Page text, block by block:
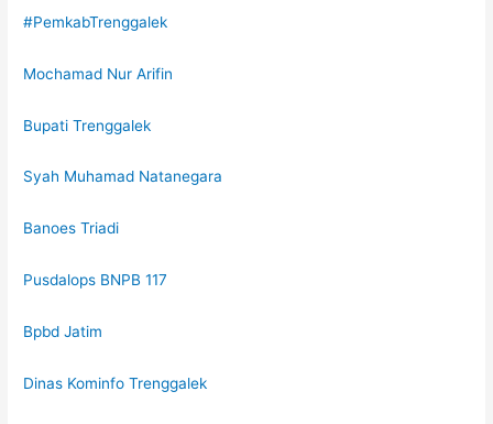
#PemkabTrenggalek
Mochamad Nur Arifin
Bupati Trenggalek
Syah Muhamad Natanegara
Banoes Triadi
Pusdalops BNPB 117
Bpbd Jatim
Dinas Kominfo Trenggalek